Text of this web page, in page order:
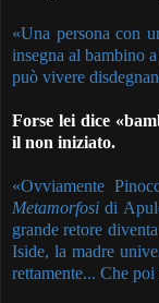
«Una persona con
insegna al bambino
può vivere
Forse lei dice
il non iniziato.
«Ovviamente
Metamorfosi di
grande retore
Iside, la madre
rettamente... Che